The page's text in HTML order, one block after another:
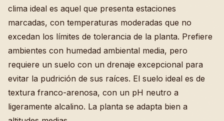
clima ideal es aquel que presenta estaciones
marcadas, con temperaturas moderadas que no
excedan los límites de tolerancia de la planta. Prefiere
ambientes con humedad ambiental media, pero
requiere un suelo con un drenaje excepcional para
evitar la pudrición de sus raíces. El suelo ideal es de
textura franco-arenosa, con un pH neutro a
ligeramente alcalino. La planta se adapta bien a